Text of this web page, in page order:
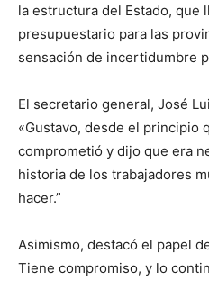
la estructura del Estado, que
presupuestario para las
sensación de incertidumbre
El secretario general, José
«Gustavo, desde el principio
comprometió y dijo que era
historia de los trabajadores
hacer.”
Asimismo, destacó el papel
Tiene compromiso, y lo